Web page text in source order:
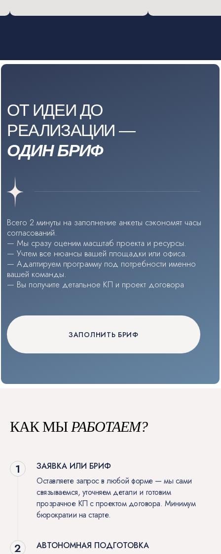
КАК МЫ РАБОТАЕМ?
ЗАЯВКА ИЛИ БРИФ
Оставляете запрос в любой форме — мы сами
связываемся, уточняем детали и готовим
прозрачное КП с проектом договора. Минимум
бюрократии на старте.
АВТОНОМНАЯ ПОДГОТОВКА